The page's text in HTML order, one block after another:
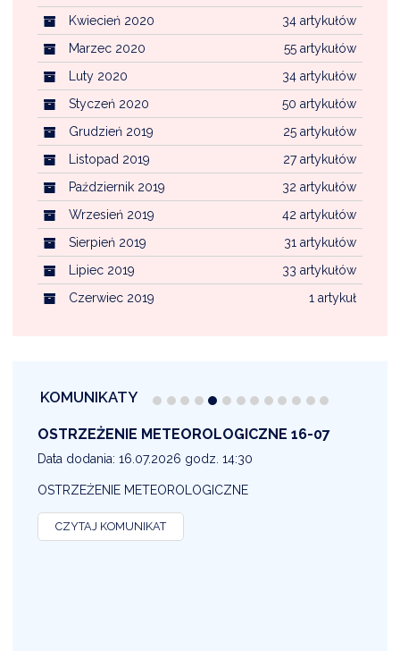
34 artykułów
Kwiecień 2020
55 artykułów
Marzec 2020
34 artykułów
Luty 2020
50 artykułów
Styczeń 2020
25 artykułów
Grudzień 2019
27 artykułów
Listopad 2019
32 artykułów
Październik 2019
42 artykułów
Wrzesień 2019
31 artykułów
Sierpień 2019
33 artykułów
Lipiec 2019
1 artykuł
Czerwiec 2019
KOMUNIKATY
OSTRZEŻENIE METEOROLOGICZNE 16-07
Data dodania: 16.07.2026 godz. 14:30
OSTRZEŻENIE METEOROLOGICZNE
CZYTAJ KOMUNIKAT